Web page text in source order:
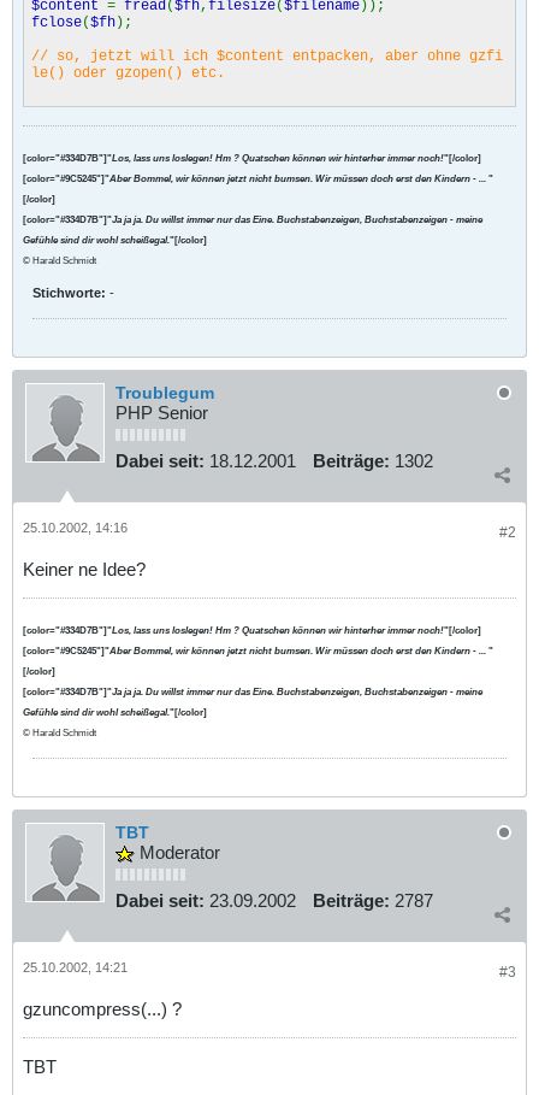
$content = fread ($fh, filesize($filename ));
fclose($fh);
// so, jetzt will ich $content entpacken, aber ohne gzfi
le() oder gzopen() etc.
[color="#334D7B"]"Los, lass uns loslegen! Hm ? Quatschen können wir hinterher immer noch!"[/color]
[color="#9C5245"]"Aber Bommel, wir können jetzt nicht bumsen. Wir müssen doch erst den Kindern - ... "
[/color]
[color="#334D7B"]"Ja ja ja. Du willst immer nur das Eine. Buchstabenzeigen, Buchstabenzeigen - meine
Gefühle sind dir wohl scheißegal."[/color]
© Harald Schmidt
Stichworte: -
Troublegum
PHP Senior
Dabei seit: 18.12.2001 Beiträge: 1302
#2
25.10.2002, 14:16
Keiner ne Idee?
[color="#334D7B"]"Los, lass uns loslegen! Hm ? Quatschen können wir hinterher immer noch!"[/color]
[color="#9C5245"]"Aber Bommel, wir können jetzt nicht bumsen. Wir müssen doch erst den Kindern - ... "
[/color]
[color="#334D7B"]"Ja ja ja. Du willst immer nur das Eine. Buchstabenzeigen, Buchstabenzeigen - meine
Gefühle sind dir wohl scheißegal."[/color]
© Harald Schmidt
TBT
Moderator
Dabei seit: 23.09.2002 Beiträge: 2787
#3
25.10.2002, 14:21
gzuncompress(...) ?
TBT